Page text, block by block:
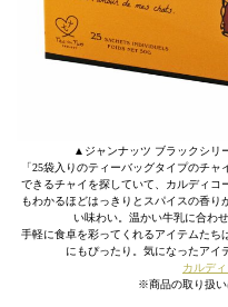
▲ジャンナッツ ブラックシリ
「25袋入りのティーバッグタイプのチ
できるチャイを探していて、カルディコ
もわかるほどはっきりとスパイスの香
い味わい。温かい牛乳に合わ
手軽に食卓を彩ってくれるアイテムたち
にもぴったり。気になったアイ
カルデ
※商品の取り扱い